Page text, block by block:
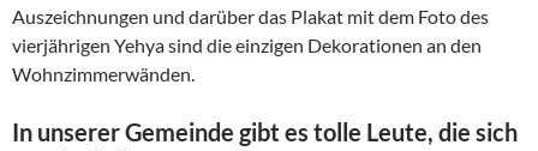
Auszeichnungen und darüber das Plakat mit dem Foto des
vierjährigen Yehya sind die einzigen Dekorationen an den
Wohnzimmerwänden.
In unserer Gemeinde gibt es tolle Leute, die sich